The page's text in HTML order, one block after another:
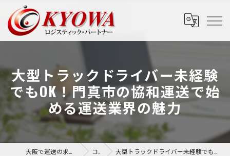
大型トラックドライバー未経験
でもOK！門真市の協和運送で始
める運送業界の魅力
コラム 大型トラックドライバー未経験でもOK！門真市の協和運送で始める運送業界の魅力